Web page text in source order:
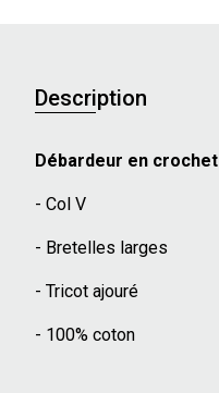
Description
Débardeur en crochet
- Col V
- Bretelles larges
- Tricot ajouré
- 100% coton